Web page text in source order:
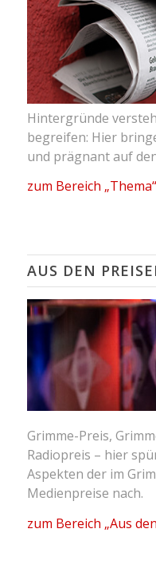
Hintergründe
begreifen: Hier
und prägnant auf
zum Bereich „Thema“
AUS DEN
Grimme-Preis,
Radiopreis – hier
Aspekten der im
Medienpreise nach.
zum Bereich „Aus